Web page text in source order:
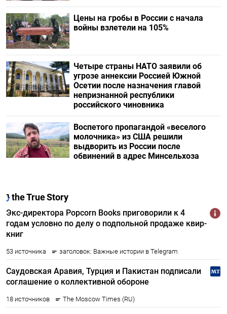
Цены на гробы в России с начала
войны взлетели на 105%
Четыре страны НАТО заявили об
угрозе аннексии Россией Южной
Осетии после назначения главой
непризнанной республики
российского чиновника
Воспетого пропагандой «веселого
молочника» из США решили
выдворить из России после
обвинений в адрес Минсельхоза